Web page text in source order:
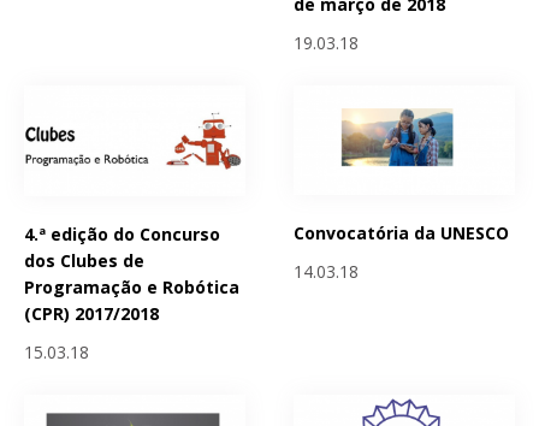
19.03.18
4.ª edição do Concurso
dos Clubes de
Programação e Robótica
(CPR) 2017/2018
15.03.18
Convocatória da UNESCO
14.03.18